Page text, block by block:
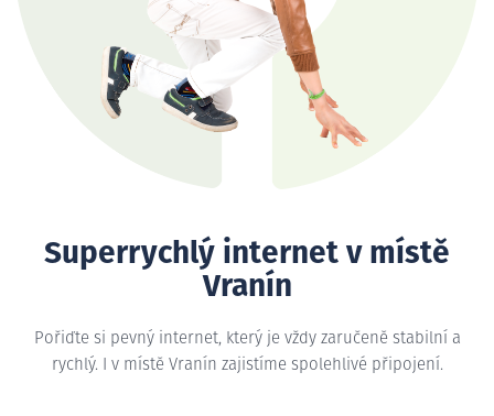
Superrychlý internet v místě
Vranín
Pořiďte si pevný internet, který je vždy zaručeně stabilní a
rychlý. I v místě Vranín zajistíme spolehlivé připojení.